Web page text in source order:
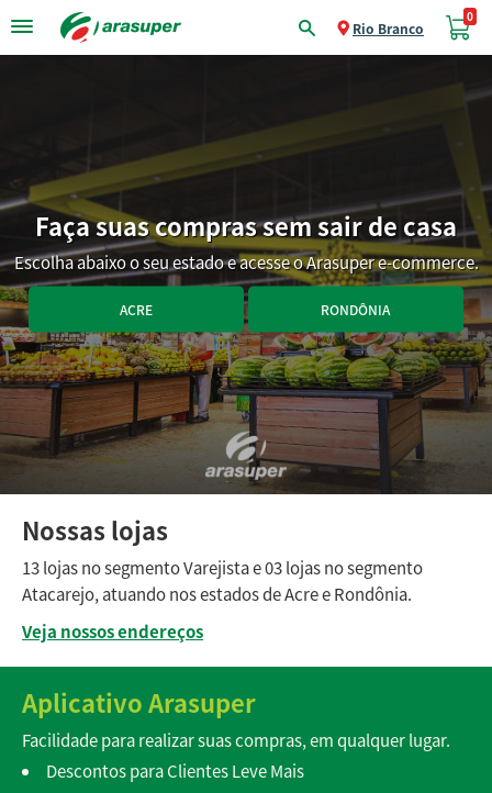
Rio Branco
0
Faça suas compras sem sair de casa
Escolha abaixo o seu estado e acesse o Arasuper e-commerce.
ACRE RONDÔNIA
Nossas lojas
13 lojas no segmento Varejista e 03 lojas no segmento
Atacarejo, atuando nos estados de Acre e Rondônia.
Veja nossos endereços
Aplicativo Arasuper
Facilidade para realizar suas compras, em qualquer lugar.
Descontos para Clientes Leve Mais